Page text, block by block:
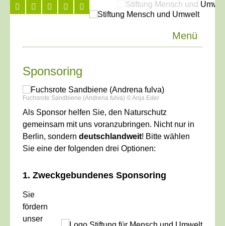
Menü
Sponsoring
Fuchsrote Sandbiene (Andrena fulva) © Anja Eder
Als Sponsor helfen Sie, den Naturschutz
gemeinsam mit uns voranzubringen. Nicht nur in
Berlin, sondern deutschlandweit! Bitte wählen
Sie eine der folgenden drei Optionen:
1. Zweckgebundenes Sponsoring
Sie
fördern
unser